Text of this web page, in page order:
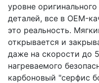
уровне
деталей, все в OEM-
это реальность.
открывается и
даже на скорости до
нагреваемого
карбоновый "серфис